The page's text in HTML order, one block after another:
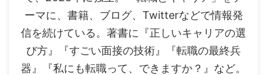
ーマに、書籍、ブログ、Twitterなどで情報発
信を続けている。著書に『正しいキャリアの選
び方』『すごい面接の技術』『転職の最終兵
器』『私にも転職って、できますか？』など。